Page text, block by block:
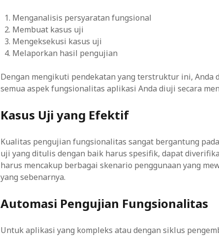
Menganalisis persyaratan fungsional
Membuat kasus uji
Mengeksekusi kasus uji
Melaporkan hasil pengujian
Dengan mengikuti pendekatan yang terstruktur ini, Anda
semua aspek fungsionalitas aplikasi Anda diuji secara
Kasus Uji yang Efektif
Kualitas pengujian fungsionalitas sangat bergantung
uji yang ditulis dengan baik harus spesifik, dapat
harus mencakup berbagai skenario penggunaan yang
yang sebenarnya.
Automasi Pengujian Fungsionalitas
Untuk aplikasi yang kompleks atau dengan siklus